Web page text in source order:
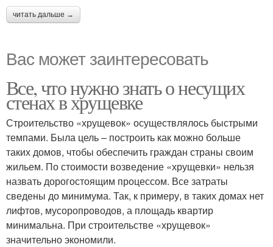
читать дальше →
Вас может заинтересовать
Все, что нужно знать о несущих
стенах в хрущевке
Строительство «хрущевок» осуществлялось быстрыми
темпами. Была цель – построить как можно больше
таких домов, чтобы обеспечить граждан страны своим
жильем. По стоимости возведение «хрущевки» нельзя
назвать дорогостоящим процессом. Все затраты
сведены до минимума. Так, к примеру, в таких домах нет
лифтов, мусоропроводов, а площадь квартир
минимальна. При строительстве «хрущевок»
значительно экономили.